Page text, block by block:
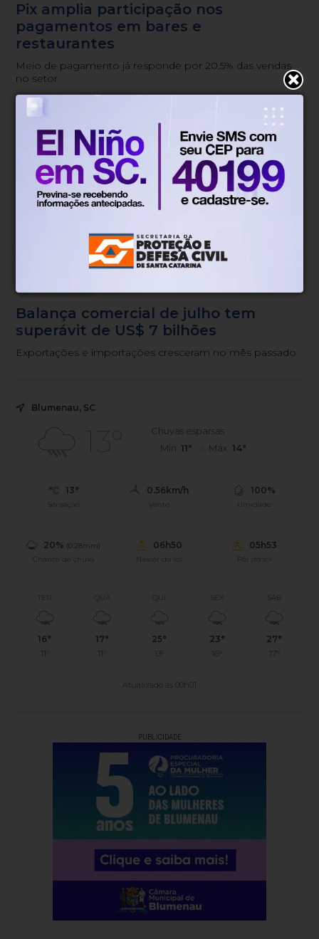
Pix amplia participação nos
pagamentos em bares e
restaurantes
Meio de pagamento já responde por 20,5% das vendas
no setor
Balança comercial de julho tem
superávit de US$ 7 bilhões
Exportações e importações cresceram no mês passado
Blumenau, SC
13°
Chuvas esparsas
Mín. 11° Máx. 14°
13°
Sensação
0.56km/h
Vento
100%
Umidade
20% (0.28mm)
Chance de chuva
06h50
Nascer do sol
05h53
Pôr do sol
TER
16°
11°
QUA
17°
11°
25°
13°
SEX
23°
16°
SÁB
27°
17°
Atualizado às 00h01
PUBLICIDADE